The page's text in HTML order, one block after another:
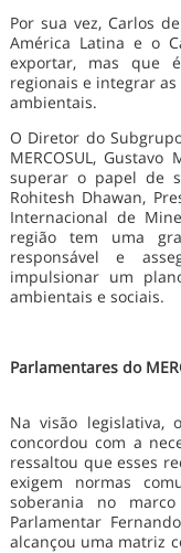
Por sua vez, Carlos
América Latina e o
exportar, mas que
regionais e integrar
ambientais.
O Diretor do
MERCOSUL,
superar o papel de
Rohitesh Dhawan,
Internacional de
região tem uma
responsável e
impulsionar um
ambientais e sociais.
Parlamentares do
Na visão legislativa,
concordou com a
ressaltou que esses
exigem normas
soberania no
Parlamentar
alcançou uma matriz